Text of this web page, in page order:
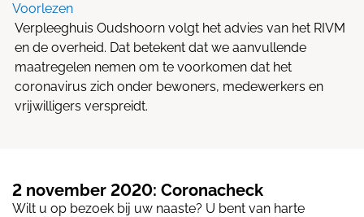
Voorlezen
Verpleeghuis Oudshoorn volgt het advies van het RIVM
en de overheid. Dat betekent dat we aanvullende
maatregelen nemen om te voorkomen dat het
coronavirus zich onder bewoners, medewerkers en
vrijwilligers verspreidt.
2 november 2020: Coronacheck
Wilt u op bezoek bij uw naaste? U bent van harte